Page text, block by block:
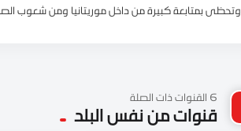
وتحظى بمتابعة كبيرة من داخل موريتانيا ومن شعوب
6 القنوات ذات الصلة
قنوات من نفس البلد